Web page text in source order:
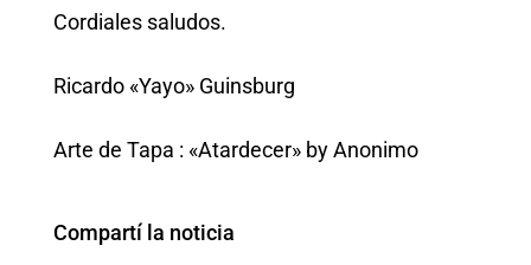
Cordiales saludos.
Ricardo «Yayo» Guinsburg
Arte de Tapa : «Atardecer» by Anonimo
Compartí la noticia